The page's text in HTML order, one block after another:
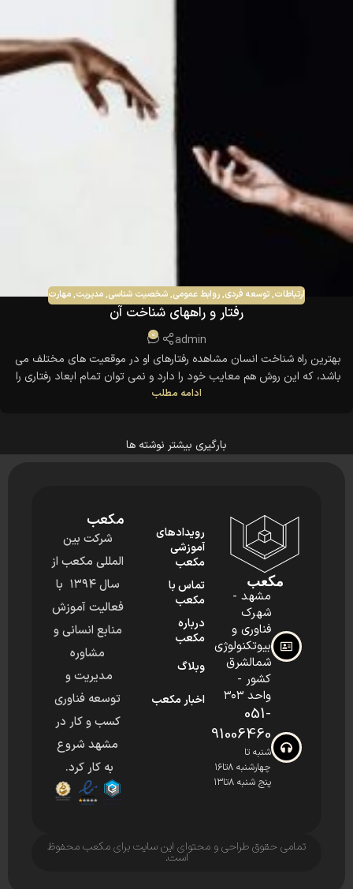
ارتباطات,توسعه فردی,روابط عمومی,شخصیت شناسی,مدیریت,مهارت
رفتار و راههای شناخت آن
admin
0
بهترین راه شناخت انسان مشاهده رفتارهای او در موقعیت های مختلف می
باشد، که این روش هم معایب خود را دارد و نمی توان تمام ابعاد رفتاری را
مشاهده کرد. گرچه به اعتقاد بسیاری روانشناسان فرهنگ، آموزش، قوانین،
ادامه مطلب
بارگیری بیشتر نوشته ها
مکعب
مشهد -
شهرک
فناوری و
بیوتکنولوژی
شمالشرق
کشور -
واحد ۳۰۳
051-
91006460
شنبه تا
چهارشنبه ۸تا۱۶
پنج شنبه ۸تا۱۳
رویدادهای
آموزشی
مکعب
تماس با
مکعب
درباره
مکعب
وبلاگ
اخبار مکعب
مکعب
شرکت بین
المللی مکعب از
سال ۱۳۹۴ با
فعالیت آموزش
منابع انسانی و
مشاوره
مدیریت و
توسعه فناوری
کسب و کار در
مشهد شروع
به کار کرد.
تمامی حقوق طراحی و محتوای این سایت برای مکعب محفوظ
است.